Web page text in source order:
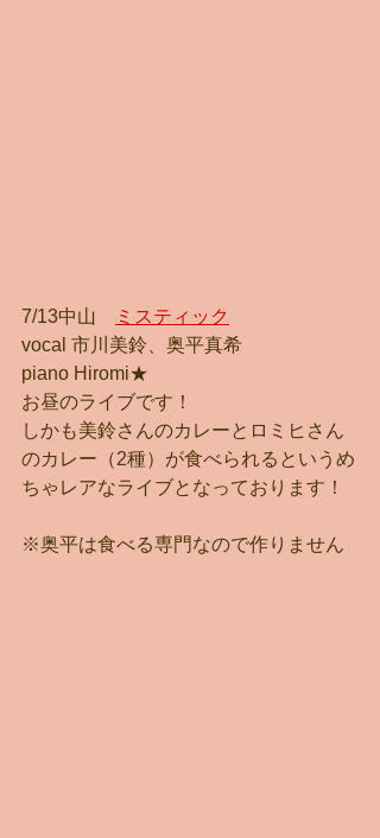
7/13中山
ミスティック
vocal 市川美鈴、奥平真希
piano Hiromi★
お昼のライブです！
しかも美鈴さんのカレーとロミヒさん
のカレー（2種）が食べられるというめ
ちゃレアなライブとなっております！
※奥平は食べる専門なので作りません